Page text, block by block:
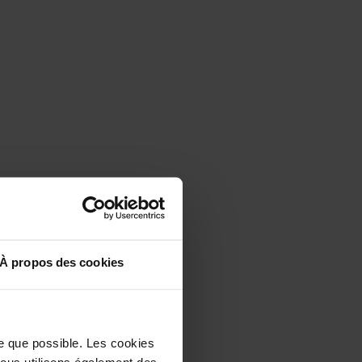
À propos des cookies
que possible. Les cookies